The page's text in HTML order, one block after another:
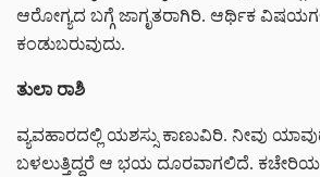
ಆರೋಗ್ಯದ ಬಗ್ಗೆ ಜಾಗೃತರಾಗಿರಿ. ಆರ್ಥಿಕ
ಕಂಡುಬರುವುದು.
ತುಲಾ ರಾಶಿ
ವ್ಯವಹಾರದಲ್ಲಿ ಯಶಸ್ಸು ಕಾಣುವಿರಿ. ನೀವು
ಬಳಲುತ್ತಿದ್ದರೆ ಆ ಭಯ ದೂರವಾಗಲಿದೆ.